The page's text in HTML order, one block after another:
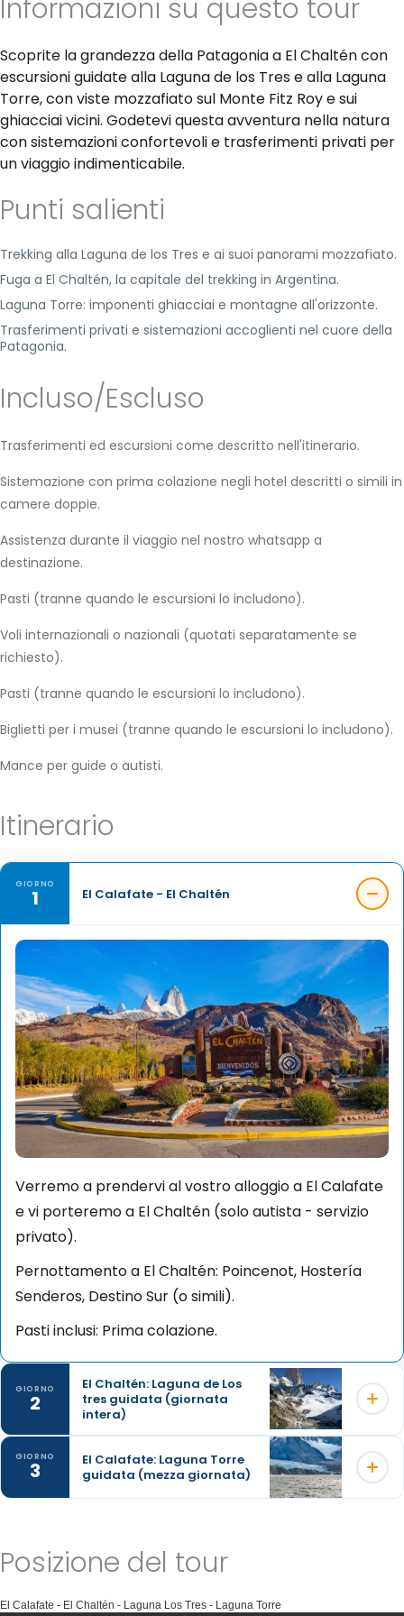
Informazioni su questo tour
Scoprite la grandezza della Patagonia a El Chaltén con
escursioni guidate alla Laguna de los Tres e alla Laguna
Torre, con viste mozzafiato sul Monte Fitz Roy e sui
ghiacciai vicini. Godetevi questa avventura nella natura
con sistemazioni confortevoli e trasferimenti privati per
un viaggio indimenticabile.
Punti salienti
Trekking alla Laguna de los Tres e ai suoi panorami mozzafiato.
Fuga a El Chaltén, la capitale del trekking in Argentina.
Laguna Torre: imponenti ghiacciai e montagne all'orizzonte.
Trasferimenti privati e sistemazioni accoglienti nel cuore della
Patagonia.
Incluso/Escluso
Trasferimenti ed escursioni come descritto nell'itinerario.
Sistemazione con prima colazione negli hotel descritti o simili in
camere doppie.
Assistenza durante il viaggio nel nostro whatsapp a
destinazione.
Pasti (tranne quando le escursioni lo includono).
Voli internazionali o nazionali (quotati separatamente se
richiesto).
Pasti (tranne quando le escursioni lo includono).
Biglietti per i musei (tranne quando le escursioni lo includono).
Mance per guide o autisti.
Itinerario
GIORNO
1 El Calafate - El Chaltén
Verremo a prendervi al vostro alloggio a El Calafate
e vi porteremo a El Chaltén (solo autista - servizio
privato).
Pernottamento a El Chaltén: Poincenot, Hostería
Senderos, Destino Sur (o simili).
Pasti inclusi: Prima colazione.
GIORNO
2
El Chaltén: Laguna de Los
tres guidata (giornata
intera)
Partiamo la mattina presto da El Calafate per
raggiungere una piccola città di montagna, famosa
Chaltén raggiungeremo il campo di Poicenot (4 ore)
e proseguiremo attraversando il fiume Bianco. Da
qui in poi, il sentiero prosegue con una salita di circa
GIORNO
3
El Calafate: Laguna Torre
guidata (mezza giornata)
valle del fiume Fitz Roy, seguendo il suo corso fino a
Posizione del tour
El Calafate - El Chaltén - Laguna Los Tres - Laguna Torre